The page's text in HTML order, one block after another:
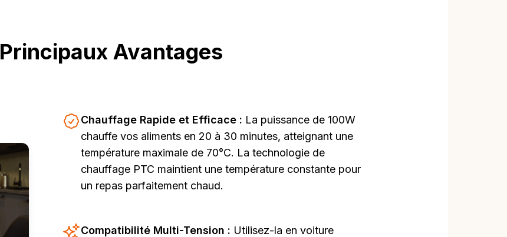
Principaux Avantages
Chauffage Rapide et Efficace : La puissance de 100W
chauffe vos aliments en 20 à 30 minutes, atteignant une
température maximale de 70°C. La technologie de
chauffage PTC maintient une température constante pour
un repas parfaitement chaud.
Compatibilité Multi-Tension : Utilisez-la en voiture